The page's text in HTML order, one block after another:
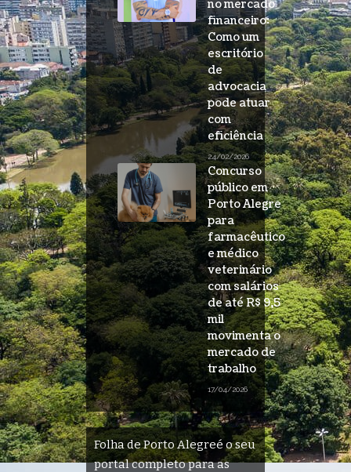
no mercado
financeiro:
Como um
escritório
de
advocacia
pode atuar
com
eficiência
24/02/2026
Concurso
público em
Porto Alegre
para
farmacêutico
e médico
veterinário
com salários
de até R$ 9,5
mil
movimenta o
mercado de
trabalho
17/04/2026
Folha de Porto Alegreé o seu
portal completo para as